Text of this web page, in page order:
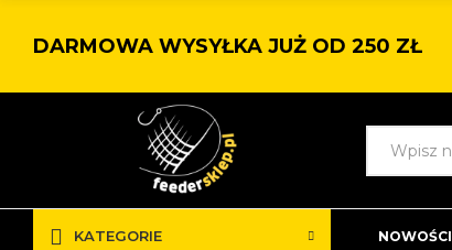
DARMOWA WYSYŁKA JUŻ OD 250 ZŁ
KATEGORIE NOWOŚCI